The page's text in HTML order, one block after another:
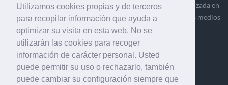
Utilizamos cookies propias y de terceros
para recopilar información que ayuda a
optimizar su visita en esta web. No se
utilizarán las cookies para recoger
información de carácter personal. Usted
puede permitir su uso o rechazarlo, también
puede cambiar su configuración siempre que
Ediciones Industria Gráfica es una empresa editora especializada en
el mercado de la comunicación gráfica que engloba diversos medios
profesionales especializados en el mercado gráfico, la
comunicación visual y el envasado.